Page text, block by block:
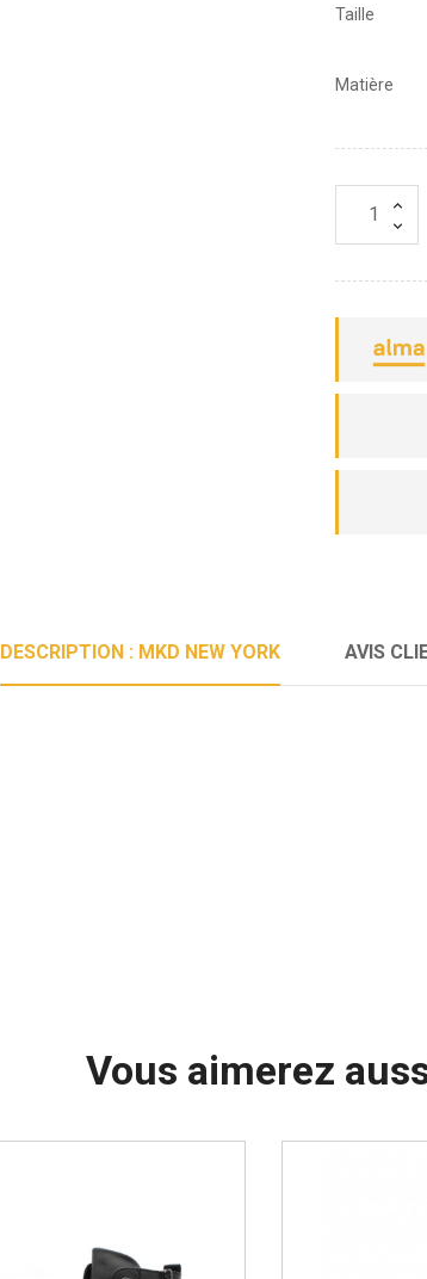
Taille
Matière
DESCRIPTION : MKD NEW YORK AVIS
Vous aimerez